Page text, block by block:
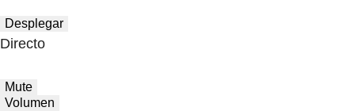
Desplegar
Directo
Mute
Volumen